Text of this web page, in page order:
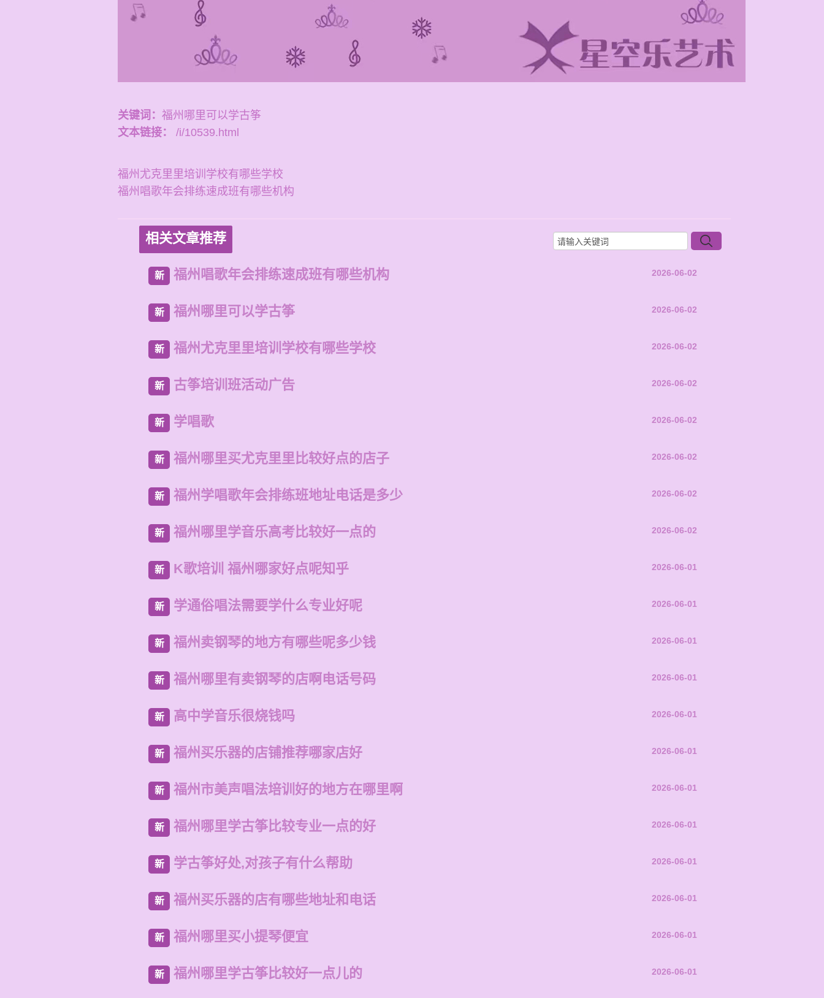
关键词： 福州哪里可以学古筝
文本链接：
/i/10539.html
福州尤克里里培训学校有哪些学校
福州唱歌年会排练速成班有哪些机构
相关文章推荐
新 福州唱歌年会排练速成班有哪些机构 2026-06-02
新 福州哪里可以学古筝 2026-06-02
新 福州尤克里里培训学校有哪些学校 2026-06-02
新 古筝培训班活动广告 2026-06-02
新 学唱歌 2026-06-02
新 福州哪里买尤克里里比较好点的店子 2026-06-02
新 福州学唱歌年会排练班地址电话是多少 2026-06-02
新 福州哪里学音乐高考比较好一点的 2026-06-02
新 K歌培训 福州哪家好点呢知乎 2026-06-01
新 学通俗唱法需要学什么专业好呢 2026-06-01
新 福州卖钢琴的地方有哪些呢多少钱 2026-06-01
新 福州哪里有卖钢琴的店啊电话号码 2026-06-01
新 高中学音乐很烧钱吗 2026-06-01
新 福州买乐器的店铺推荐哪家店好 2026-06-01
新 福州市美声唱法培训好的地方在哪里啊 2026-06-01
新 福州哪里学古筝比较专业一点的好 2026-06-01
新 学古筝好处,对孩子有什么帮助 2026-06-01
新 福州买乐器的店有哪些地址和电话 2026-06-01
新 福州哪里买小提琴便宜 2026-06-01
新 福州哪里学古筝比较好一点儿的 2026-06-01